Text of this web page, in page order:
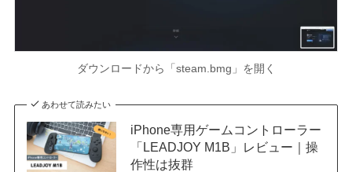
ダウンロードから「steam.bmg」を開く
あわせて読みたい
iPhone専用ゲームコントローラー
「LEADJOY M1B」レビュー｜操
作性は抜群